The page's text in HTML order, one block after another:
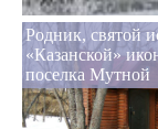
Родник, святой
«Казанской»
поселка Мутной